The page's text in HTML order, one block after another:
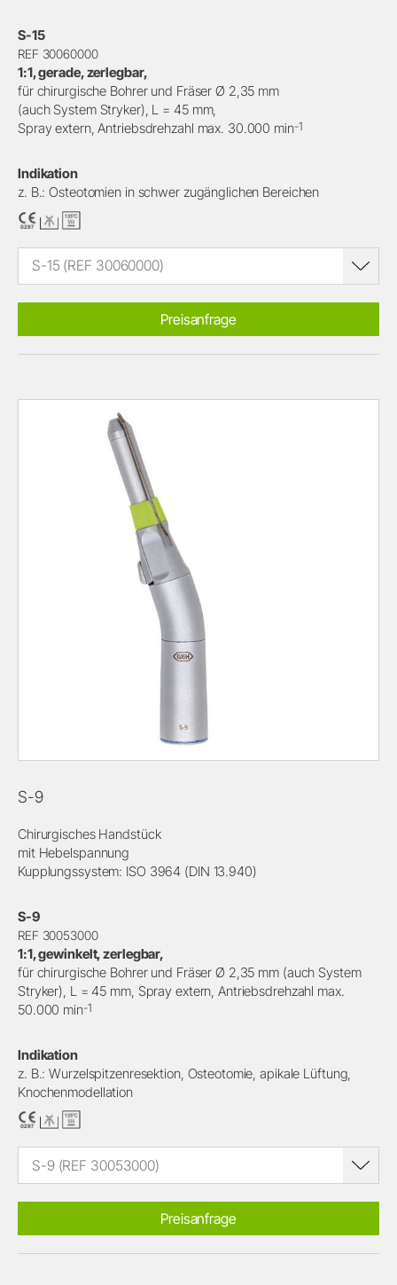
S-15
REF 30060000
1:1, gerade, zerlegbar,
für chirurgische Bohrer und Fräser Ø 2,35 mm
(auch System Stryker), L = 45 mm,
Spray extern, Antriebsdrehzahl max. 30.000 min-1
Indikation
z. B.: Osteotomien in schwer zugänglichen Bereichen
S-15 (REF 30060000)
Preisanfrage
S-9
Chirurgisches Handstück
mit Hebelspannung
Kupplungssystem: ISO 3964 (DIN 13.940)
S-9
REF 30053000
1:1, gewinkelt, zerlegbar,
für chirurgische Bohrer und Fräser Ø 2,35 mm (auch System
Stryker), L = 45 mm, Spray extern, Antriebsdrehzahl max.
50.000 min-1
Indikation
z. B.: Wurzelspitzenresektion, Osteotomie, apikale Lüftung,
Knochenmodellation
S-9 (REF 30053000)
Preisanfrage